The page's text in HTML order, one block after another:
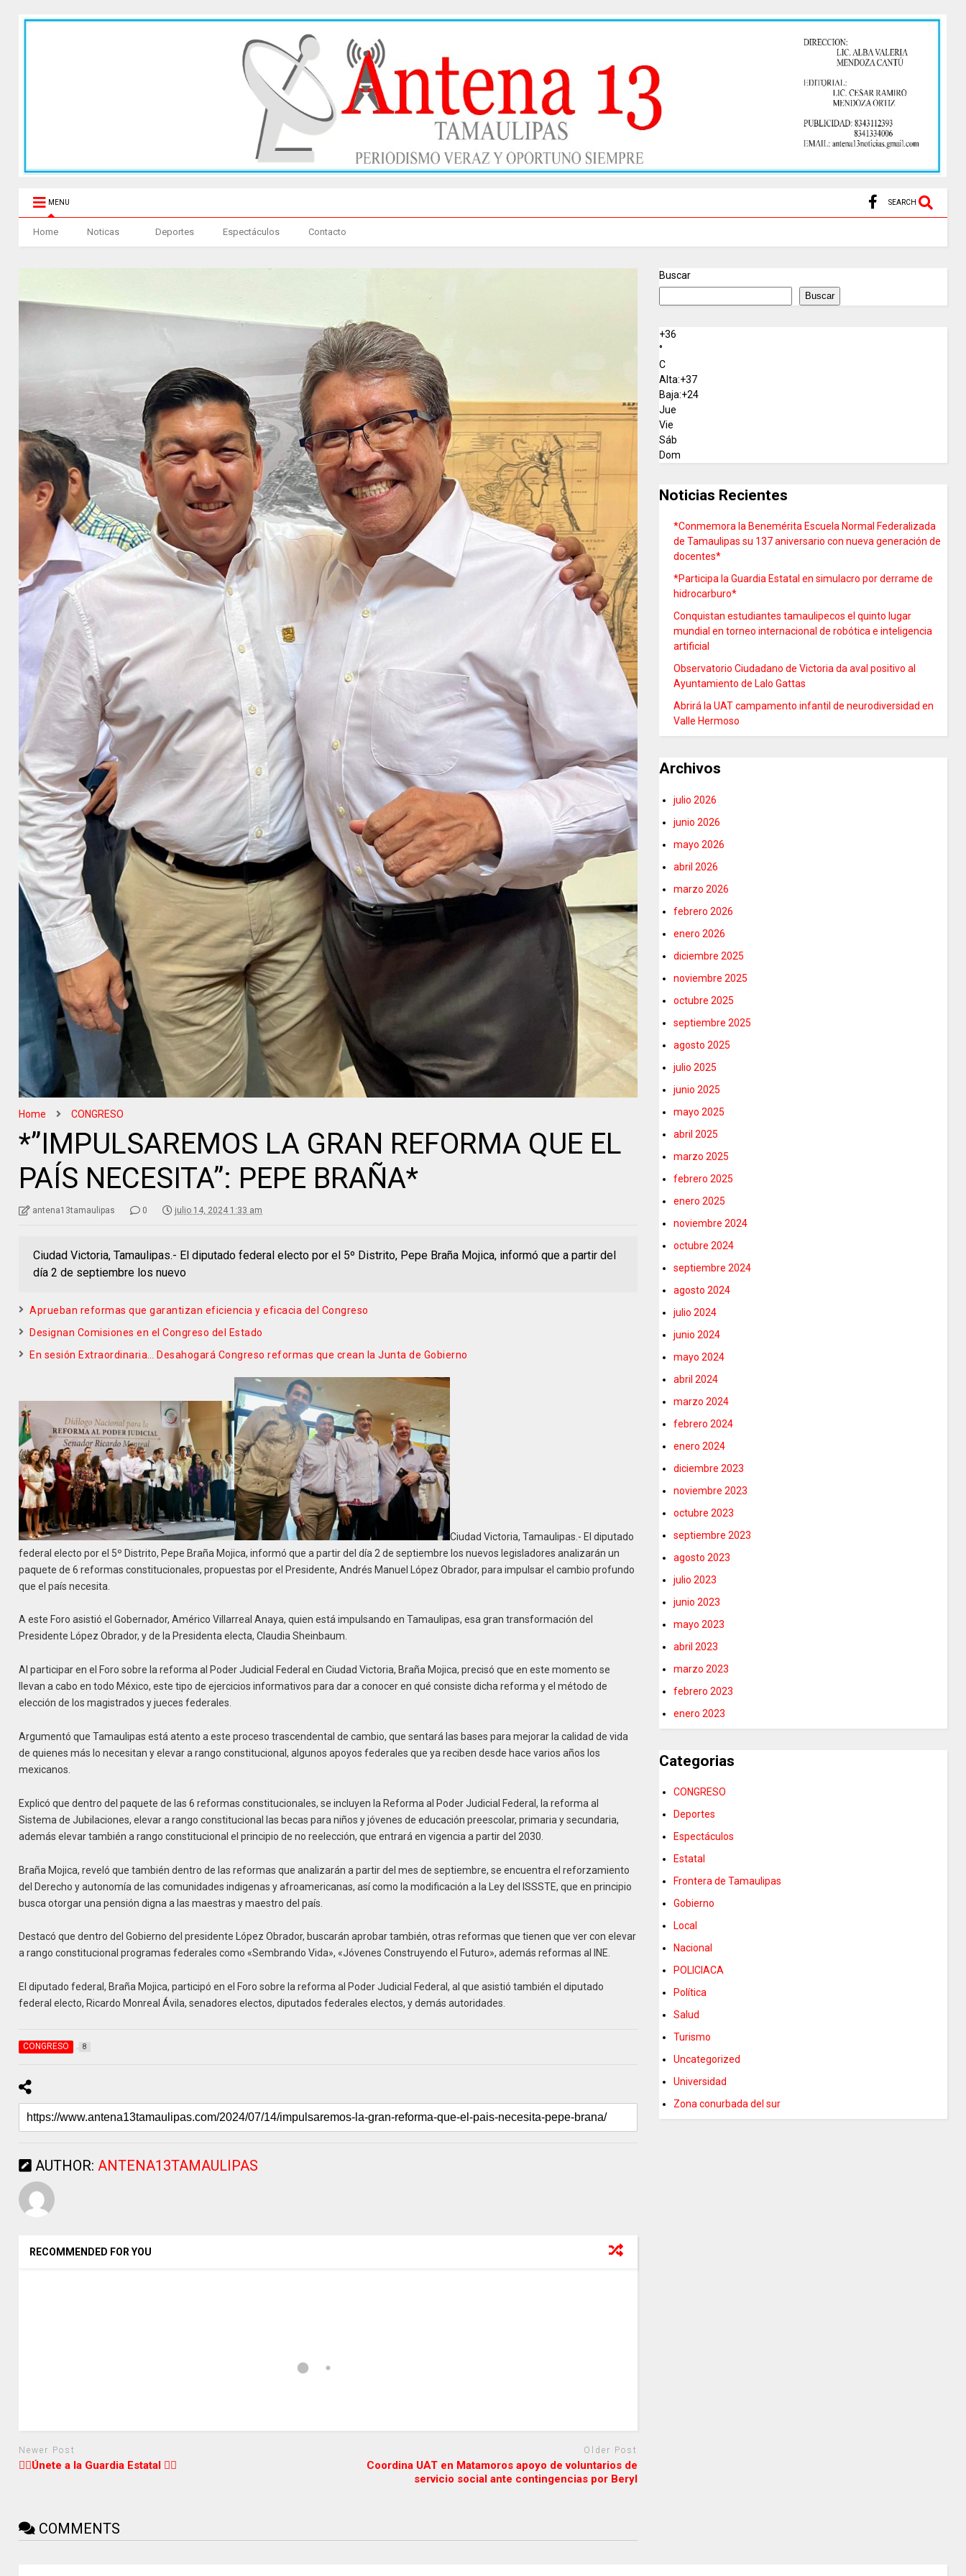
MENU SEARCH
Home Noticas Deportes Espectáculos Contacto
Home CONGRESO
*”IMPULSAREMOS LA GRAN REFORMA QUE EL
PAÍS NECESITA”: PEPE BRAÑA*
antena13tamaulipas 0 julio 14, 2024 1:33 am
Ciudad Victoria, Tamaulipas.- El diputado federal electo por el 5º Distrito, Pepe Braña Mojica, informó que a partir del
día 2 de septiembre los nuevo
Aprueban reformas que garantizan eficiencia y eficacia del Congreso
Designan Comisiones en el Congreso del Estado
En sesión Extraordinaria… Desahogará Congreso reformas que crean la Junta de Gobierno
Ciudad Victoria, Tamaulipas.- El diputado
federal electo por el 5º Distrito, Pepe Braña Mojica, informó que a partir del día 2 de septiembre los nuevos legisladores analizarán un
paquete de 6 reformas constitucionales, propuestas por el Presidente, Andrés Manuel López Obrador, para impulsar el cambio profundo
que el país necesita.
A este Foro asistió el Gobernador, Américo Villarreal Anaya, quien está impulsando en Tamaulipas, esa gran transformación del
Presidente López Obrador, y de la Presidenta electa, Claudia Sheinbaum.
Al participar en el Foro sobre la reforma al Poder Judicial Federal en Ciudad Victoria, Braña Mojica, precisó que en este momento se
llevan a cabo en todo México, este tipo de ejercicios informativos para dar a conocer en qué consiste dicha reforma y el método de
elección de los magistrados y jueces federales.
Argumentó que Tamaulipas está atento a este proceso trascendental de cambio, que sentará las bases para mejorar la calidad de vida
de quienes más lo necesitan y elevar a rango constitucional, algunos apoyos federales que ya reciben desde hace varios años los
mexicanos.
Explicó que dentro del paquete de las 6 reformas constitucionales, se incluyen la Reforma al Poder Judicial Federal, la reforma al
Sistema de Jubilaciones, elevar a rango constitucional las becas para niños y jóvenes de educación preescolar, primaria y secundaria,
además elevar también a rango constitucional el principio de no reelección, que entrará en vigencia a partir del 2030.
Braña Mojica, reveló que también dentro de las reformas que analizarán a partir del mes de septiembre, se encuentra el reforzamiento
del Derecho y autonomía de las comunidades indigenas y afroamericanas, así como la modificación a la Ley del ISSSTE, que en principio
busca otorgar una pensión digna a las maestras y maestro del país.
Destacó que dentro del Gobierno del presidente López Obrador, buscarán aprobar también, otras reformas que tienen que ver con elevar
a rango constitucional programas federales como «Sembrando Vida», «Jóvenes Construyendo el Futuro», además reformas al INE.
El diputado federal, Braña Mojica, participó en el Foro sobre la reforma al Poder Judicial Federal, al que asistió también el diputado
federal electo, Ricardo Monreal Ávila, senadores electos, diputados federales electos, y demás autoridades.
CONGRESO 8
AUTHOR:ANTENA13TAMAULIPAS
RECOMMENDED FOR YOU
Newer Post
👮‍♂️Únete a la Guardia Estatal 👮‍♀️
Older Post
Coordina UAT en Matamoros apoyo de voluntarios de
servicio social ante contingencias por Beryl
COMMENTS
Buscar
Buscar
+36
°
C
Alta:+37
Baja:+24
Jue
Vie
Sáb
Dom
Noticias Recientes
*Conmemora la Benemérita Escuela Normal Federalizada
de Tamaulipas su 137 aniversario con nueva generación de
docentes*
*Participa la Guardia Estatal en simulacro por derrame de
hidrocarburo*
Conquistan estudiantes tamaulipecos el quinto lugar
mundial en torneo internacional de robótica e inteligencia
artificial
Observatorio Ciudadano de Victoria da aval positivo al
Ayuntamiento de Lalo Gattas
Abrirá la UAT campamento infantil de neurodiversidad en
Valle Hermoso
Archivos
julio 2026
junio 2026
mayo 2026
abril 2026
marzo 2026
febrero 2026
enero 2026
diciembre 2025
noviembre 2025
octubre 2025
septiembre 2025
agosto 2025
julio 2025
junio 2025
mayo 2025
abril 2025
marzo 2025
febrero 2025
enero 2025
noviembre 2024
octubre 2024
septiembre 2024
agosto 2024
julio 2024
junio 2024
mayo 2024
abril 2024
marzo 2024
febrero 2024
enero 2024
diciembre 2023
noviembre 2023
octubre 2023
septiembre 2023
agosto 2023
julio 2023
junio 2023
mayo 2023
abril 2023
marzo 2023
febrero 2023
enero 2023
Categorias
CONGRESO
Deportes
Espectáculos
Estatal
Frontera de Tamaulipas
Gobierno
Local
Nacional
POLICIACA
Política
Salud
Turismo
Uncategorized
Universidad
Zona conurbada del sur